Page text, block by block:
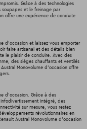
Grâce à des technologies
soupapes et le freinage par
offre une expérience de conduite
d'occasion et laissez-vous emporter
faire artisanal et des détails bien
le plaisir de conduire. Avec des
des sièges chauffants et ventilés
Monovolume d'occasion offre
d'occasion. Grâce à des
intégré, des
sur mesure, vous restez
révolutionnaires en
Austral Monovolume d'occasion